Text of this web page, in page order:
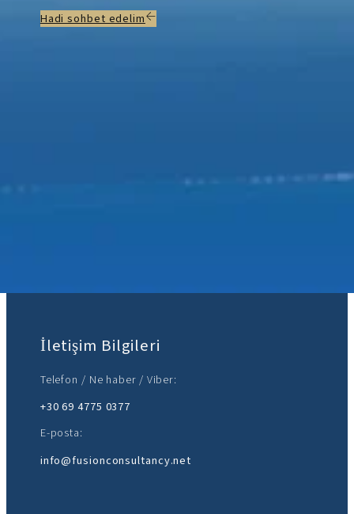
Hadi sohbet edelim
İletişim Bilgileri
Telefon / Ne haber / Viber:
+30 69 4775 0377
E-posta:
info@fusionconsultancy.net